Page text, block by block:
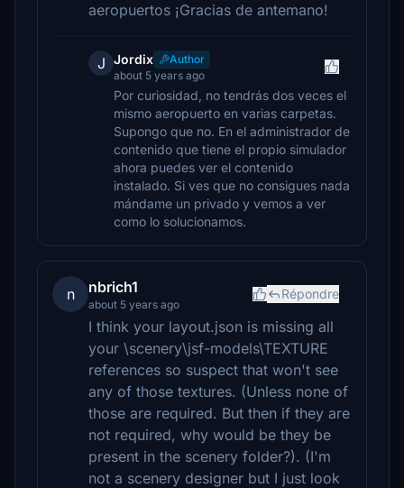
aeropuertos ¡Gracias de antemano!
J Jordix
Author
about 5 years ago
Por curiosidad, no tendrás dos veces el
mismo aeropuerto en varias carpetas.
Supongo que no. En el administrador de
contenido que tiene el propio simulador
ahora puedes ver el contenido
instalado. Si ves que no consigues nada
mándame un privado y vemos a ver
como lo solucionamos.
n nbrich1
about 5 years ago
Répondre
I think your layout.json is missing all
your \scenery\jsf-models\TEXTURE
references so suspect that won't see
any of those textures. (Unless none of
those are required. But then if they are
not required, why would be they be
present in the scenery folder?). (I'm
not a scenery designer but I just look